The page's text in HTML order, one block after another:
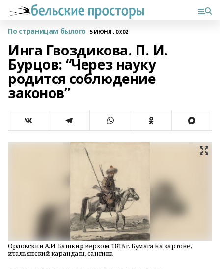
По страницам былого 5 ИЮНЯ , 07:02
Инга Гвоздикова. П. И.
Бурцов: “Через науку
родится соблюдение
законов”
Орловский А.И. Башкир верхом. 1818 г. Бумага на картоне,
итальянский карандаш, сангина